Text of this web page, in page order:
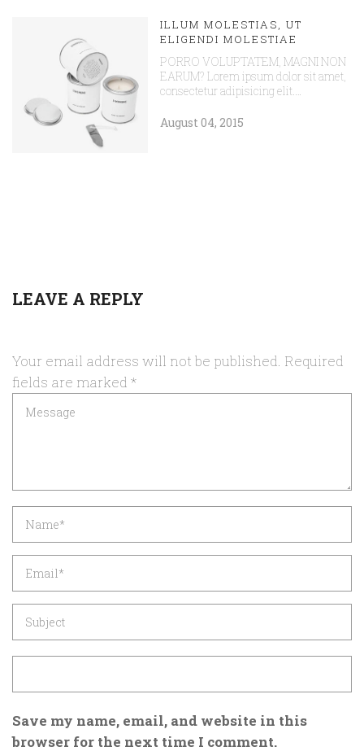
ILLUM MOLESTIAS, UT
ELIGENDI MOLESTIAE
PORRO VOLUPTATEM, MAGNI NON
EARUM? Lorem ipsum dolor sit amet,
consectetur adipisicing elit.…
August 04, 2015
LEAVE A REPLY
Your email address will not be published. Required
fields are marked *
Save my name, email, and website in this
browser for the next time I comment.